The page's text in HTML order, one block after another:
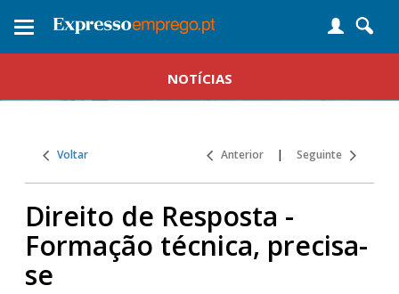
Toggle
NOTÍCIAS
Voltar Anterior | Seguinte
Direito de Resposta -
Formação técnica, precisa-
se